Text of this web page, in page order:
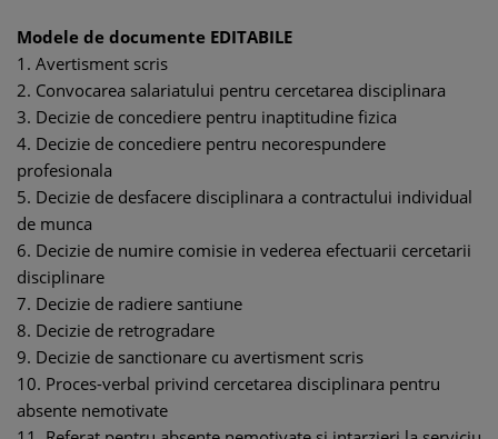
Modele de documente EDITABILE
1. Avertisment scris
2. Convocarea salariatului pentru cercetarea disciplinara
3. Decizie de concediere pentru inaptitudine fizica
4. Decizie de concediere pentru necorespundere
profesionala
5. Decizie de desfacere disciplinara a contractului individual
de munca
6. Decizie de numire comisie in vederea efectuarii cercetarii
disciplinare
7. Decizie de radiere santiune
8. Decizie de retrogradare
9. Decizie de sanctionare cu avertisment scris
10. Proces-verbal privind cercetarea disciplinara pentru
absente nemotivate